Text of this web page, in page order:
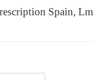
Spain,